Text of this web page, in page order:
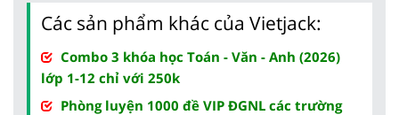
Các sản phẩm khác của Vietjack:
Combo 3 khóa học Toán - Văn - Anh (2026)
lớp 1-12 chỉ với 250k
Phòng luyện 1000 đề VIP ĐGNL các trường